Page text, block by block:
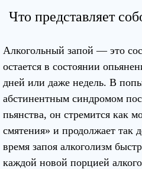
Что представляет
Алкогольный запой — это
остается в состоянии
дней или даже недель. В
абстинентным синдромом
пьянства, он стремится как
смятения» и продолжает так
время запоя алкоголизм
каждой новой порцией